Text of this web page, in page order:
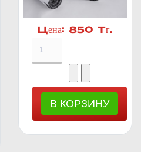
Цена: 850 Тг.